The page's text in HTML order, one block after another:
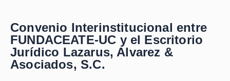
Convenio Interinstitucional entre
FUNDACEATE-UC y el Escritorio
Jurídico Lazarus, Alvarez &
Asociados, S.C.